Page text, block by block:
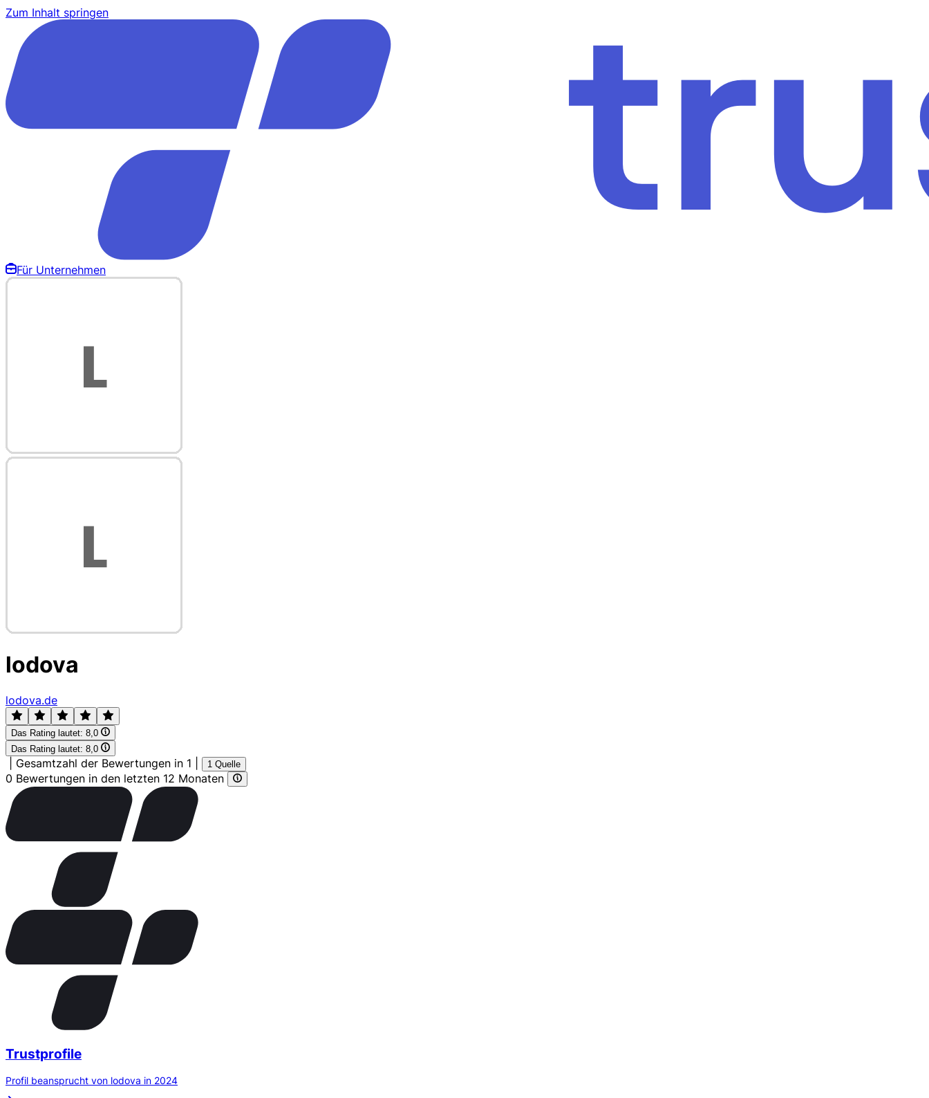
Zum Inhalt springen
Für Unternehmen
lodova
lodova.de
Das Rating lautet: 8,0
Das Rating lautet: 8,0
Gesamtzahl der Bewertungen in 1 1 Quelle
0 Bewertungen in den letzten 12 Monaten
Trustprofile
Profil beansprucht von lodova in 2024